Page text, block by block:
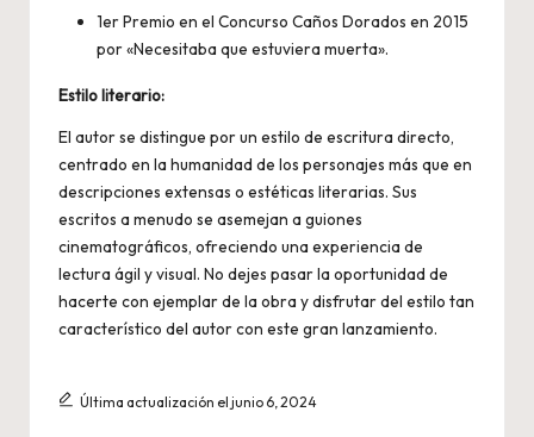
1er Premio en el Concurso Caños Dorados en 2015
por «Necesitaba que estuviera muerta».
Estilo literario:
El autor se distingue por un estilo de escritura directo,
centrado en la humanidad de los personajes más que en
descripciones extensas o estéticas literarias. Sus
escritos a menudo se asemejan a guiones
cinematográficos, ofreciendo una experiencia de
lectura ágil y visual. No dejes pasar la oportunidad de
hacerte con ejemplar de la obra y disfrutar del estilo tan
característico del autor con este gran lanzamiento.
Última actualización el junio 6, 2024